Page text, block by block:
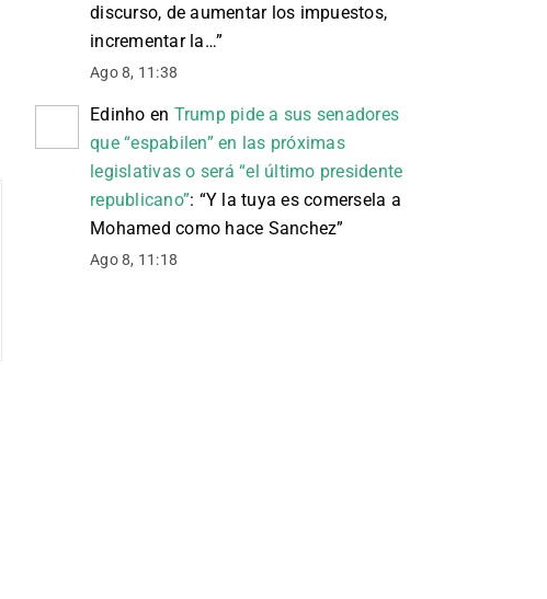
discurso, de aumentar los impuestos,
incrementar la…”
Ago 8, 11:38
Edinho en Trump pide a sus senadores
que “espabilen” en las próximas
legislativas o será “el último presidente
republicano”: “Y la tuya es comersela a
Mohamed como hace Sanchez”
Ago 8, 11:18